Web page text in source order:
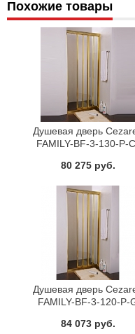
Похожие товары
Душевая дверь
FAMILY-BF-3-130-P-
80 275 руб.
Душевая дверь
FAMILY-BF-3-120-P-
84 073 руб.